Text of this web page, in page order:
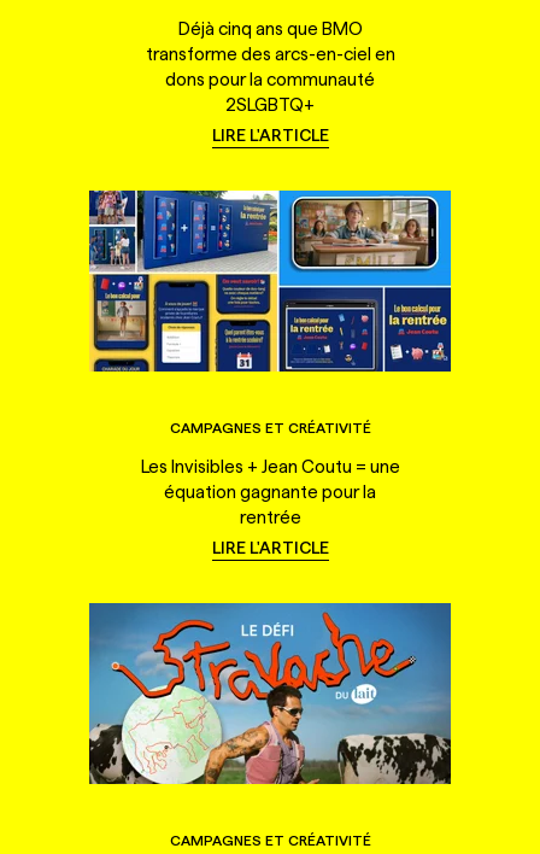
Déjà cinq ans que BMO
transforme des arcs-en-ciel en
dons pour la communauté
2SLGBTQ+
LIRE L'ARTICLE
CAMPAGNES ET CRÉATIVITÉ
Les Invisibles + Jean Coutu = une
équation gagnante pour la
rentrée
LIRE L'ARTICLE
CAMPAGNES ET CRÉATIVITÉ